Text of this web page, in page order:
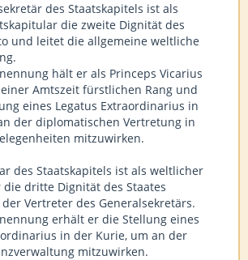
des Staatskapitels ist als
die zweite Dignität des
und leitet die allgemeine weltliche
hält er als Princeps Vicarius
Amtszeit fürstlichen Rang und
eines Legatus Extraordinarius in
der diplomatischen Vertretung in
mitzuwirken.
des Staatskapitels ist als weltlicher
dritte Dignität des Staates
Vertreter des Generalsekretärs.
erhält er die Stellung eines
in der Kurie, um an der
mitzuwirken.